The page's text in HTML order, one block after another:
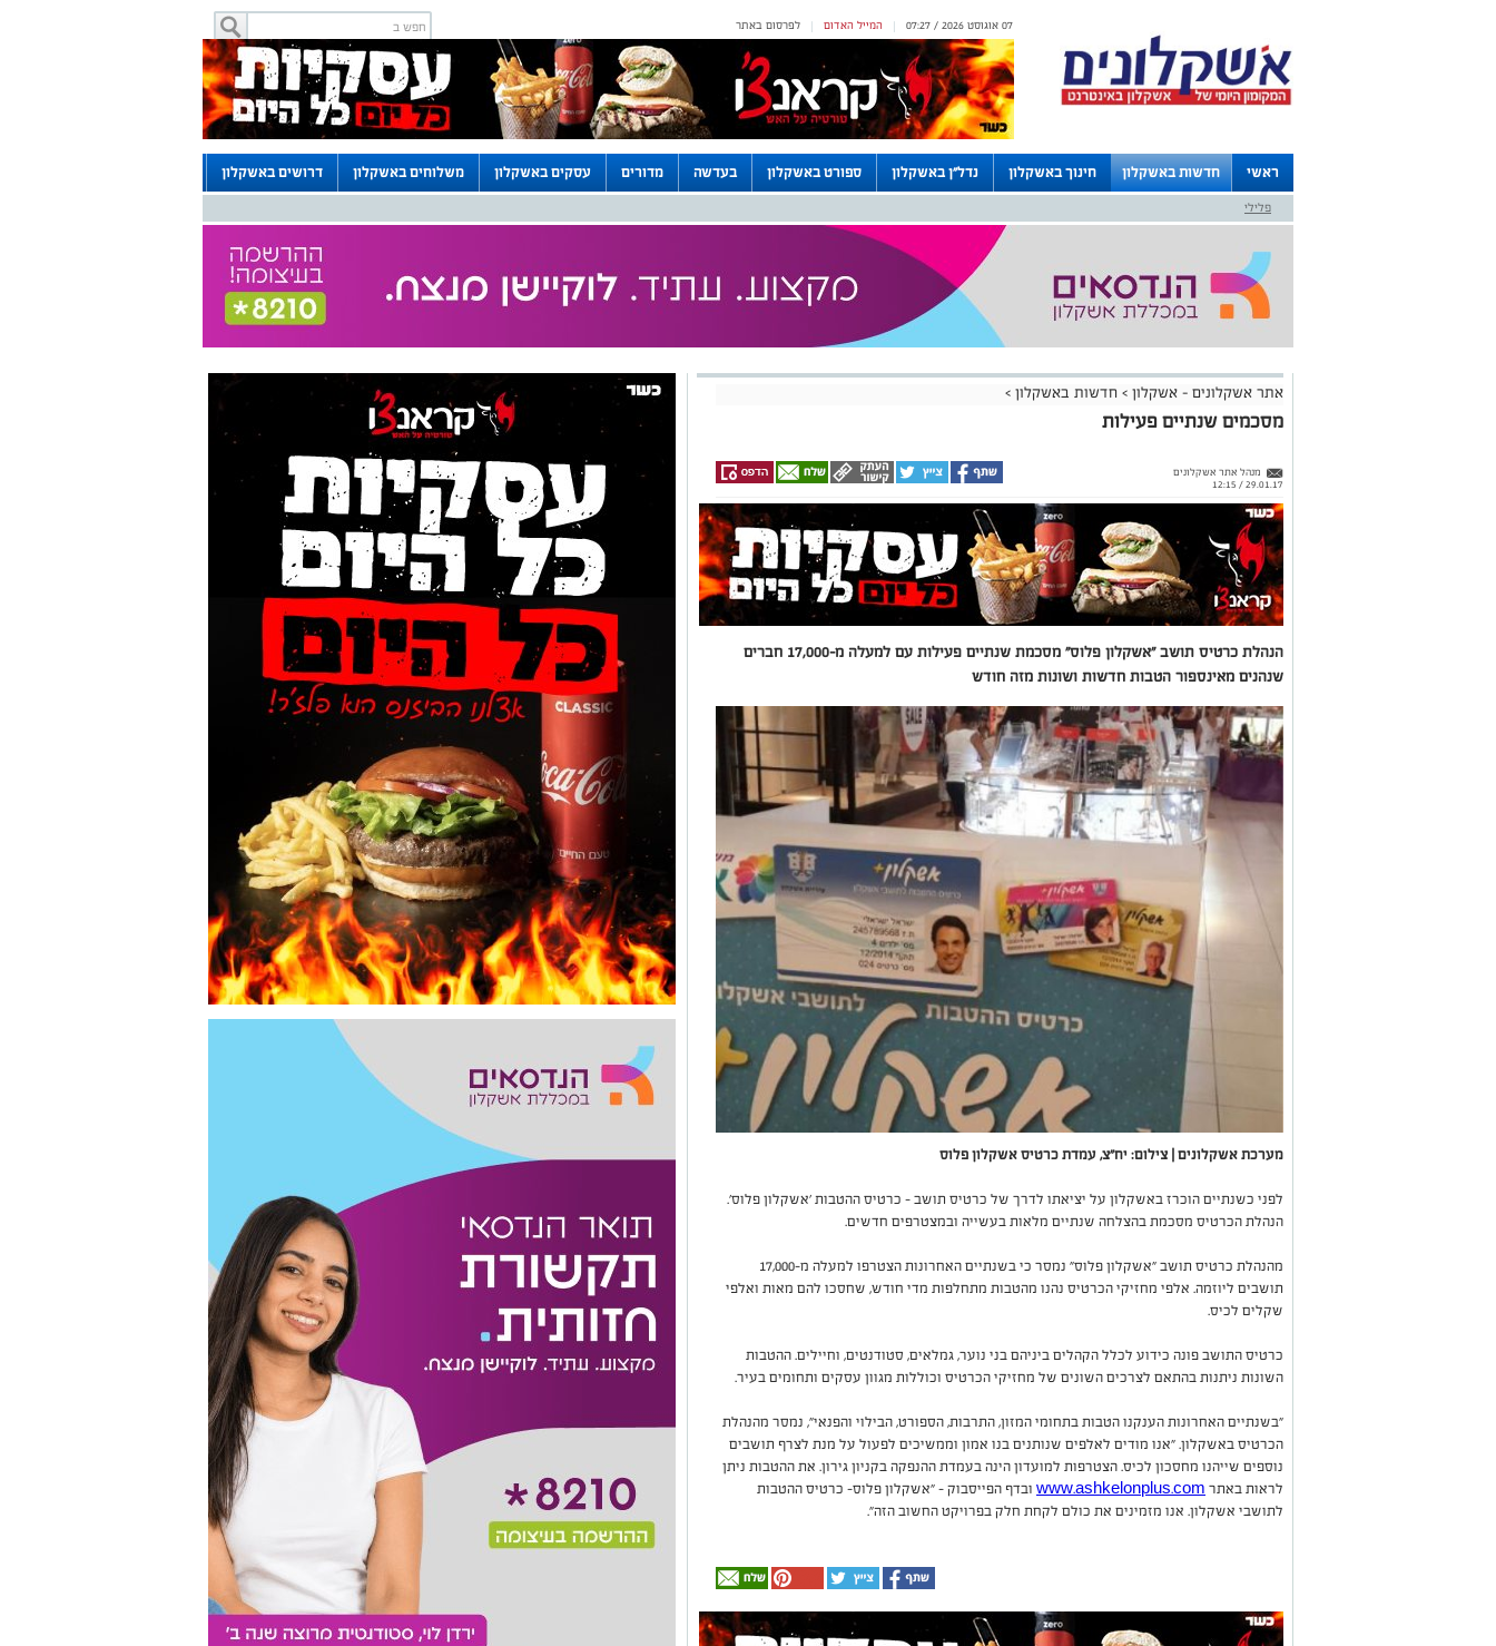
לפרסום באתר | המייל האדום | 07 אוגוסט 2026 / 07:27
ראשי חדשות באשקלון חינוך באשקלון נדל"ן באשקלון ספורט באשקלון בעדשה מדורים עסקים באשקלון משלוחים באשקלון דרושים באשקלון
לוחות
פלילי
אתר אשקלונים - אשקלון > חדשות באשקלון >
מסכמים שנתיים פעילות
מנהל אתר אשקלונים
29.01.17 / 12:15
הנהלת כרטיס תושב "אשקלון פלוס" מסכמת שנתיים פעילות עם למעלה מ-17,000 חברים
שנהנים מאינספור הטבות חדשות ושונות מזה חודש
מערכת אשקלונים | צילום: יח"צ, עמדת כרטיס אשקלון פלוס
לפני כשנתיים הוכרז באשקלון על יציאתו לדרך של כרטיס תושב – כרטיס ההטבות 'אשקלון פלוס'.
הנהלת הכרטיס מסכמת בהצלחה שנתיים מלאות בעשייה ובמצטרפים חדשים.
מהנהלת כרטיס תושב "אשקלון פלוס" נמסר כי בשנתיים האחרונות הצטרפו למעלה מ-17,000
תושבים ליוזמה. אלפי מחזיקי הכרטיס נהנו מהטבות מתחלפות מדי חודש, שחסכו להם מאות ואלפי
שקלים לכיס.
כרטיס התושב פונה כידוע לכלל הקהלים ביניהם בני נוער, גמלאים, סטודנטים, וחיילים. ההטבות
השונות ניתנות בהתאם לצרכים השונים של מחזיקי הכרטיס וכוללות מגוון עסקים ותחומים בעיר.
"בשנתיים האחרונות הענקנו הטבות בתחומי המזון, התרבות, הספורט, הבילוי והפנאי", נמסר מהנהלת
הכרטיס באשקלון. "אנו מודים לאלפים שנותנים בנו אמון וממשיכים לפעול על מנת לצרף תושבים
נוספים שייהנו מחסכון לכיס. הצטרפות למועדון הינה בעמדת ההנפקה בקניון גירון. את ההטבות ניתן
לראות באתר www.ashkelonplus.com ובדף הפייסבוק – "אשקלון פלוס- כרטיס ההטבות
לתושבי אשקלון. אנו מזמינים את כולם לקחת חלק בפרויקט החשוב הזה".